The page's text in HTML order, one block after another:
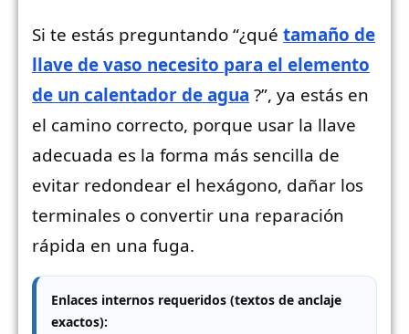
Si te estás preguntando “¿qué tamaño de
llave de vaso necesito para el elemento
de un calentador de agua ?”, ya estás en
el camino correcto, porque usar la llave
adecuada es la forma más sencilla de
evitar redondear el hexágono, dañar los
terminales o convertir una reparación
rápida en una fuga.
Enlaces internos requeridos (textos de anclaje
exactos):